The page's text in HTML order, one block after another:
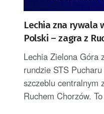
Lechia zna rywala
Polski – zagra z
Lechia Zielona Góra
rundzie STS
szczeblu centralnym
Ruchem Chorzów.